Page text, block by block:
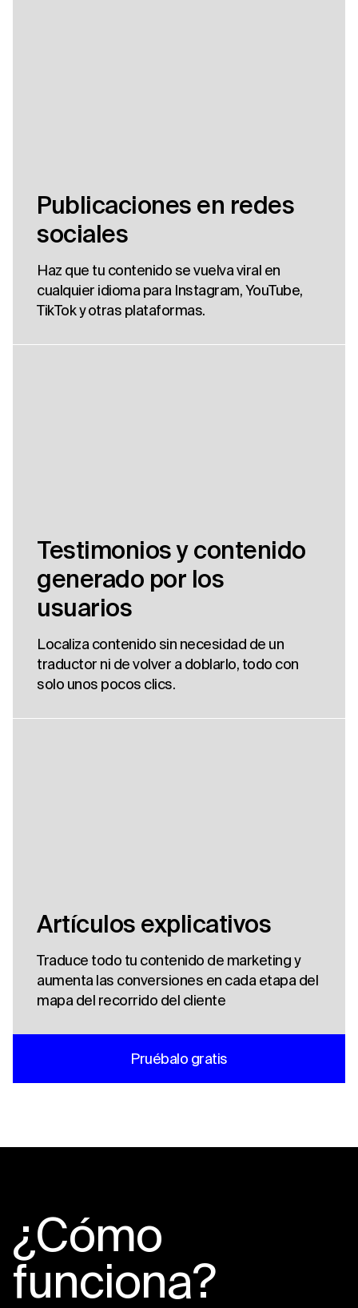
Publicaciones en redes
sociales
Haz que tu contenido se vuelva viral en
cualquier idioma para Instagram, YouTube,
TikTok y otras plataformas.
Testimonios y contenido
generado por los
usuarios
Localiza contenido sin necesidad de un
traductor ni de volver a doblarlo, todo con
solo unos pocos clics.
Artículos explicativos
Traduce todo tu contenido de marketing y
aumenta las conversiones en cada etapa del
mapa del recorrido del cliente
Pruébalo gratis
¿Cómo
funciona?